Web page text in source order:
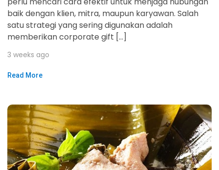
baik dengan klien, mitra, maupun karyawan. Salah
satu strategi yang sering digunakan adalah
memberikan corporate gift […]
3 weeks ago
Read More